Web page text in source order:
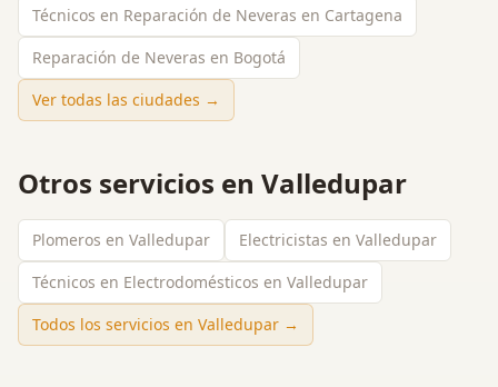
Técnicos en Reparación de Neveras en Cartagena
Reparación de Neveras en Bogotá
Ver todas las ciudades →
Otros servicios en Valledupar
Plomeros en Valledupar
Electricistas en Valledupar
Técnicos en Electrodomésticos en Valledupar
Todos los servicios en Valledupar →